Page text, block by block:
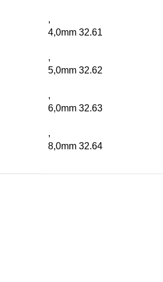
,
4,0mm 32.61
,
5,0mm 32.62
,
6,0mm 32.63
,
8,0mm 32.64